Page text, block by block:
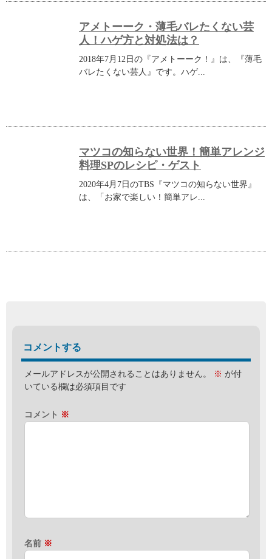
アメトーーク・薄毛バレたくない芸
人！ハゲ方と対処法は？
2018年7月12日の『アメトーーク！』は、『薄毛
バレたくない芸人』です。ハゲ...
マツコの知らない世界！簡単アレンジ
料理SPのレシピ・ゲスト
2020年4月7日のTBS『マツコの知らない世界』
は、「お家で楽しい！簡単アレ...
コメントする
メールアドレスが公開されることはありません。 ※ が付
いている欄は必須項目です
コメント ※
名前 ※